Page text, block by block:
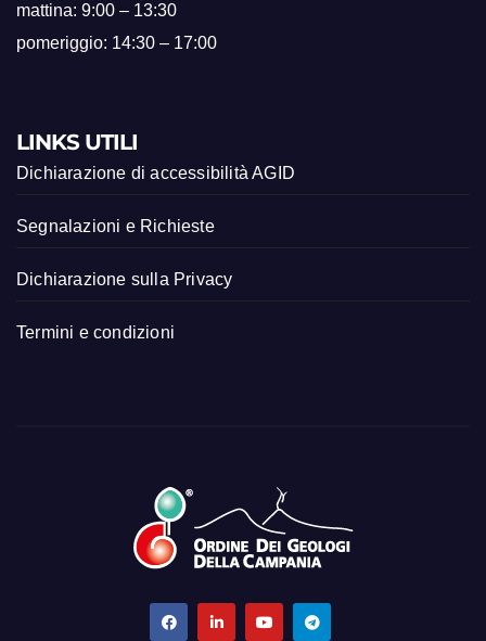
mattina: 9:00 – 13:30
pomeriggio: 14:30 – 17:00
LINKS UTILI
Dichiarazione di accessibilità AGID
Segnalazioni e Richieste
Dichiarazione sulla Privacy
Termini e condizioni